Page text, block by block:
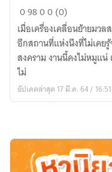
ฝ่า
มิติ
สง
ความ
จักร
กล
09800 (0)
เมื่อเครื่องเคลื่อนย้ายมวล
อีกสถานที่แห่งนึงที่ไม่เคย
สงคราม งานนี้คงไม่หมูแน่
ไม่
อัปเดตล่าสุด 17 มี.ค. 64 /